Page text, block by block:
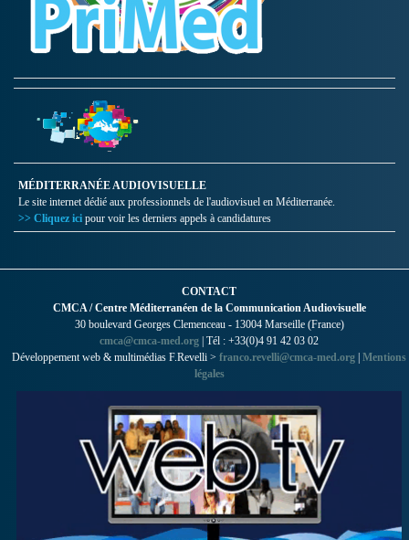
MÉDITERRANÉE AUDIOVISUELLE
Le site internet dédié aux professionnels de l'audiovisuel en Méditerranée.
>> Cliquez ici pour voir les derniers appels à candidatures
CONTACT
CMCA / Centre Méditerranéen de la Communication Audiovisuelle
30 boulevard Georges Clemenceau - 13004 Marseille (France)
cmca@cmca-med.org | Tél : +33(0)4 91 42 03 02
Développement web & multimédias F.Revelli > franco.revelli@cmca-med.org Mentions
légales